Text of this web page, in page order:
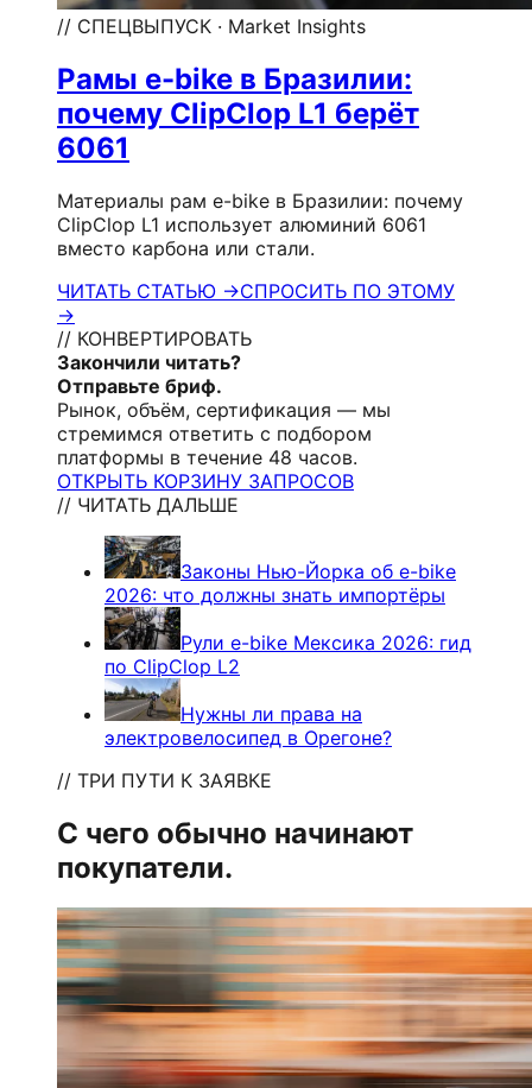
// СПЕЦВЫПУСК · Market Insights
Рамы e-bike в Бразилии:
почему ClipClop L1 берёт
6061
Материалы рам e-bike в Бразилии: почему
ClipClop L1 использует алюминий 6061
вместо карбона или стали.
ЧИТАТЬ СТАТЬЮ →СПРОСИТЬ ПО ЭТОМУ
→
// КОНВЕРТИРОВАТЬ
Закончили читать?
Отправьте бриф.
Рынок, объём, сертификация — мы
стремимся ответить с подбором
платформы в течение 48 часов.
ОТКРЫТЬ КОРЗИНУ ЗАПРОСОВ
// ЧИТАТЬ ДАЛЬШЕ
Законы Нью-Йорка об e-bike
2026: что должны знать импортёры
Рули e-bike Мексика 2026: гид
по ClipClop L2
Нужны ли права на
электровелосипед в Орегоне?
// ТРИ ПУТИ К ЗАЯВКЕ
С чего обычно начинают
покупатели.